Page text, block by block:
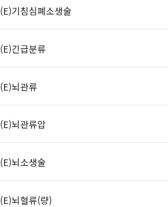
(E)기침심폐소생술
(E)긴급분류
(E)뇌관류
(E)뇌관류압
(E)뇌소생술
(E)뇌혈류(량)